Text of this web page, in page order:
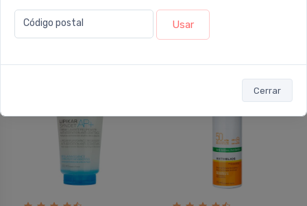
Código postal Usar
Cerrar
5%OFF 5%OFF